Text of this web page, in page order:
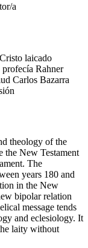
a
laicado
Rahner
Carlos Bazarra
theology of the
the New Testament
The
years 180 and
in the New
bipolar relation
message tends
and eclesiology. It
laity without